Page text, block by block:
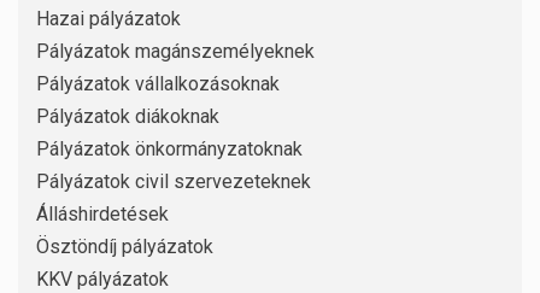
Hazai pályázatok
Pályázatok magánszemélyeknek
Pályázatok vállalkozásoknak
Pályázatok diákoknak
Pályázatok önkormányzatoknak
Pályázatok civil szervezeteknek
Álláshirdetések
Ösztöndíj pályázatok
KKV pályázatok